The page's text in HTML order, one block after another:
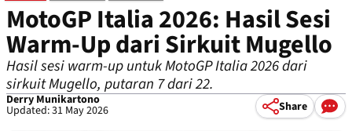
MotoGP Italia 2026: Hasil Sesi
Warm-Up dari Sirkuit Mugello
Hasil sesi warm-up untuk MotoGP Italia 2026 dari
sirkuit Mugello, putaran 7 dari 22.
Derry Munikartono
Updated: 31 May 2026 Share